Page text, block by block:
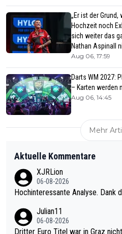
„Er ist der
Hochzeit noch
sich weiter das
Nathan Aspinall
Aug 06, 17:59
Darts WM 2027:
– Karten werden
Aug 06, 14:45
Mehr
Aktuelle Kommentare
XJRLion
06-08-2026
Hochinteressante Analyse. Dank
Julian11
06-08-2026
Dritter Euro Titel war in Graz